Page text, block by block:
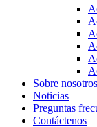
Sobre nosotros
Noticias
Preguntas
Contáctenos